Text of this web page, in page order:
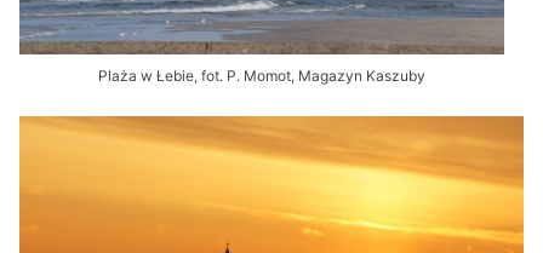
Plaża w Łebie, fot. P. Momot, Magazyn Kaszuby